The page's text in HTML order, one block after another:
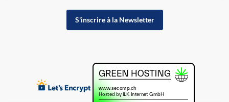
S'inscrire à la Newsletter